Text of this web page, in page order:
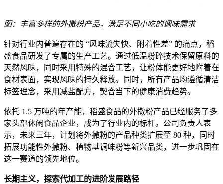
图：丰富多样的外撒粉产品，满足不同小吃的调味需求
针对行业内普遍存在的 “风味流失快、附着性差” 的痛点，稻
盛食品研发了专属的生产工艺。通过低温粉碎技术保留原料的
天然风味，同时采用特殊的混合工艺，让粉体能更好地附着在
食材表面，实现风味的持久释放。同时，所有产品均遵循清洁
标签理念，采用减盐配方，契合当下的健康消费趋势。
依托 1.5 万吨的年产能，稻盛食品的外撒粉产品已经服务了多
家头部休闲食品企业，成为了行业内的标杆。公司负责人表
示，未来三年，计划将外撒粉的产品种类扩展至 80 种，同时
拓展功能性外撒粉、植物基调味粉等新兴品类，进一步巩固在
这一赛道的领先地位。
长期主义，探索代加工的进阶发展路径